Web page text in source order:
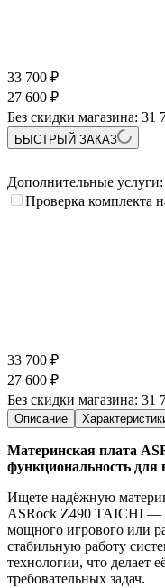
33 700 ₽
27 600 ₽
Без скидки магазина: 31
БЫСТРЫЙ ЗАКАЗ
Дополнительные услуги:
Проверка комплекта
33 700 ₽
27 600 ₽
Без скидки магазина: 31
Описание
Материнская плата
функциональность
Ищете надёжную
ASRock Z490 TAICHI —
мощного игрового или
стабильную работу
технологии, что делает
требовательных задач.